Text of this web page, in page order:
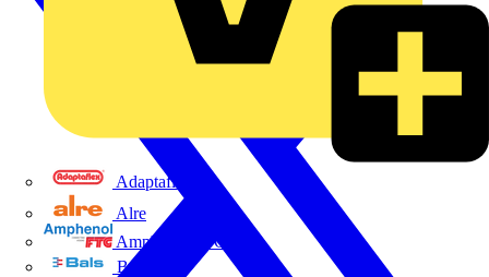
Adaptaflex
Alre
Amphenol FTG
BALS